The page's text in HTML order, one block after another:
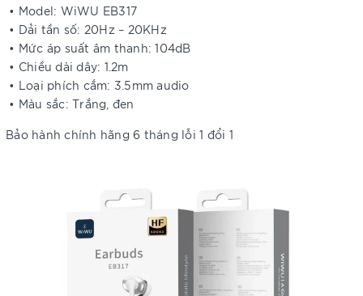
• Model: WiWU EB317
• Dải tần số: 20Hz – 20KHz
• Mức áp suất âm thanh: 104dB
• Chiều dài dây: 1.2m
• Loại phích cắm: 3.5mm audio
• Màu sắc: Trắng, đen
Bảo hành chính hãng 6 tháng lỗi 1 đổi 1